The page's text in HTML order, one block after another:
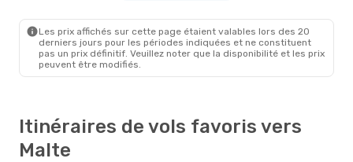
Les prix affichés sur cette page étaient valables lors des 20
derniers jours pour les périodes indiquées et ne constituent
pas un prix définitif. Veuillez noter que la disponibilité et les prix
peuvent être modifiés.
Itinéraires de vols favoris vers
Malte